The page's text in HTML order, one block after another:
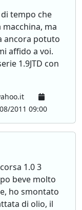
tempo che
ma
ancora potuto
affido a voi.
1.9JTD con
2011 09:00
1.0 3
beve molto
ho smontato
di olio, il